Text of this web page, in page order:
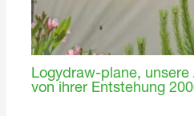
Logydraw-plane,
von ihrer Entstehung